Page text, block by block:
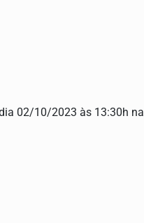
02/10/2023 às 13:30h na